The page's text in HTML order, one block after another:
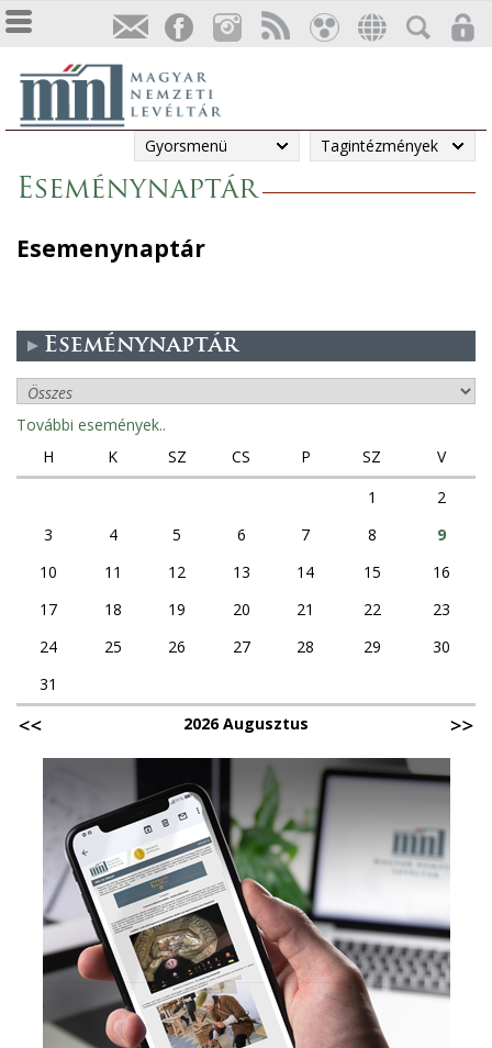
Gyorsmenü Tagintézmények
Eseménynaptár
Esemenynaptár
Eseménynaptár
További események..
H
K SZ CS P SZ
V
1
2
3
4 5 6 7 8
9
10
11 12 13 14 15
16
17
18 19 20 21 22
23
24
25 26 27 28 29
30
31
2026 Augusztus